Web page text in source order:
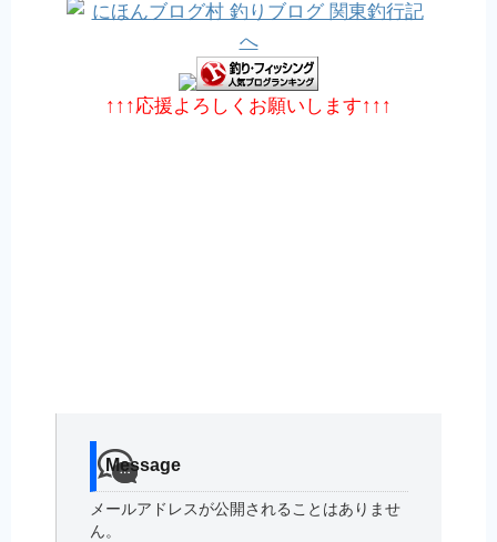
↑↑↑応援よろしくお願いします↑↑↑
Message
メールアドレスが公開されることはありませ
ん。